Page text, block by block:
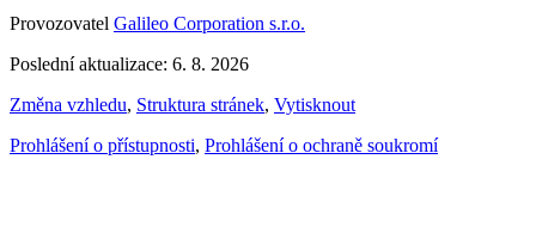
Provozovatel Galileo Corporation s.r.o.
Poslední aktualizace: 6. 8. 2026
Změna vzhledu, Struktura stránek, Vytisknout
Prohlášení o přístupnosti, Prohlášení o ochraně soukromí